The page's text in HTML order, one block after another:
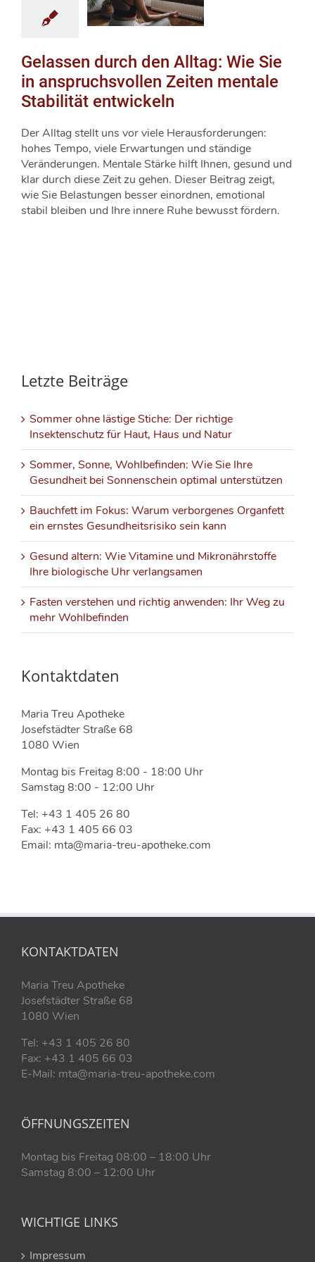
Gelassen durch den Alltag: Wie Sie
in anspruchsvollen Zeiten mentale
Stabilität entwickeln
Der Alltag stellt uns vor viele Herausforderungen:
hohes Tempo, viele Erwartungen und ständige
Veränderungen. Mentale Stärke hilft Ihnen, gesund und
klar durch diese Zeit zu gehen. Dieser Beitrag zeigt,
wie Sie Belastungen besser einordnen, emotional
stabil bleiben und Ihre innere Ruhe bewusst fördern.
Letzte Beiträge
Sommer ohne lästige Stiche: Der richtige
Insektenschutz für Haut, Haus und Natur
Sommer, Sonne, Wohlbefinden: Wie Sie Ihre
Gesundheit bei Sonnenschein optimal unterstützen
Bauchfett im Fokus: Warum verborgenes Organfett
ein ernstes Gesundheitsrisiko sein kann
Gesund altern: Wie Vitamine und Mikronährstoffe
Ihre biologische Uhr verlangsamen
Fasten verstehen und richtig anwenden: Ihr Weg zu
mehr Wohlbefinden
Kontaktdaten
Maria Treu Apotheke
Josefstädter Straße 68
1080 Wien
Montag bis Freitag 8:00 - 18:00 Uhr
Samstag 8:00 - 12:00 Uhr
Tel: +43 1 405 26 80
Fax: +43 1 405 66 03
Email: mta@maria-treu-apotheke.com
KONTAKTDATEN
Maria Treu Apotheke
Josefstädter Straße 68
1080 Wien
Tel: +43 1 405 26 80
Fax: +43 1 405 66 03
E-Mail: mta@maria-treu-apotheke.com
ÖFFNUNGSZEITEN
Montag bis Freitag 08:00 – 18:00 Uhr
Samstag 8:00 – 12:00 Uhr
WICHTIGE LINKS
Impressum